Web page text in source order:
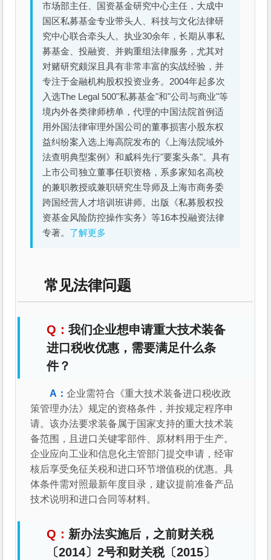
市场部主任、国资基金研究中心主任，大成中
国区私募基金专业带头人、科技与文化法律研
究中心联合牵头人。执业30余年，长期从事私
募基金、投融资、并购重组法律服务，尤其对
对赌研究颇深且具有非常丰富的实战经验，并
专注于金融机构股权投资业务。2004年起多次
入选The Legal 500"私募基金"和"公司与商业"等
境内外各类律师榜单，代理的中国法院首例适
用外国法律审理外国公司的董事损害小股东权
益纠纷案入选上海高院发布的《上海法院域外
法查明典型案例》和威科先行"要案头条"。具有
上市公司独立董事任职资格，系多家知名高校
的兼职教授或兼职研究生导师及上海市商务委
跨国经营人才培训班讲师。出版《私募股权投
资基金风险防控操作实务》等16本投融资法律
专著。 了解更多
常见法律问题
我们企业想申请重大技术装备
进口税收优惠，需要满足什么条
件？
企业需符合《重大技术装备进口税收政
策管理办法》规定的资格条件，并按规定程序申
请。该办法要求装备属于国家支持的重大技术装
备范围，且进口关键零部件、原材料用于生产。
企业应向工业和信息化主管部门提交申请，经审
核后享受免征关税和进口环节增值税的优惠。具
体条件需对照最新年度目录，建议提前准备产品
技术说明和进口合同等材料。
新办法实施后，之前财关税
〔2014〕2号和财关税〔2015〕